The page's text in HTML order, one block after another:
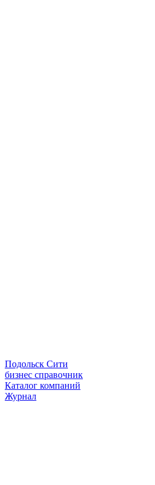
Подольск Сити
бизнес справочник
Каталог компаний
Журнал